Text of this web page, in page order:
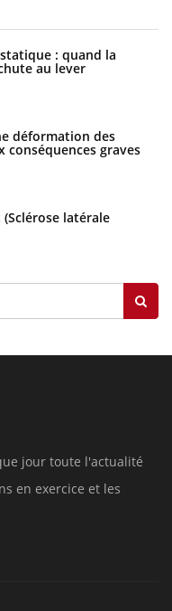
: quand la
au lever
déformation des
conséquences graves
latérale
jour toute l'actualité
en exercice et les